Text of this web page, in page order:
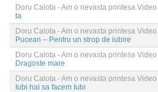
Doru Calota - Am o nevasta printesa Video
ta
Doru Calota - Am o nevasta printesa Video
Pucean – Pentru un strop de iubire
Doru Calota - Am o nevasta printesa Video
Dragoste mare
Doru Calota - Am o nevasta printesa Video
Iubi hai sa facem Iubi